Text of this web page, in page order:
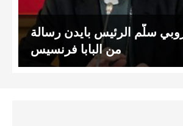
سلّم الرئيس بايدن رسالة
من البابا فرنسيس